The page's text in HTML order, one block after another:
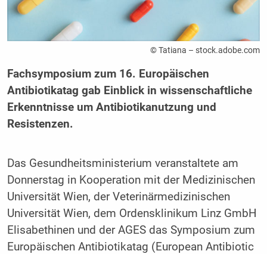
© Tatiana – stock.adobe.com
Fachsymposium zum 16. Europäischen
Antibiotikatag gab Einblick in wissenschaftliche
Erkenntnisse um Antibiotikanutzung und
Resistenzen.
Das Gesundheitsministerium veranstaltete am
Donnerstag in Kooperation mit der Medizinischen
Universität Wien, der Veterinärmedizinischen
Universität Wien, dem Ordensklinikum Linz GmbH
Elisabethinen und der AGES das Symposium zum
Europäischen Antibiotikatag (European Antibiotic